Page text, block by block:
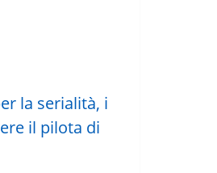
la serialità, i
il pilota di